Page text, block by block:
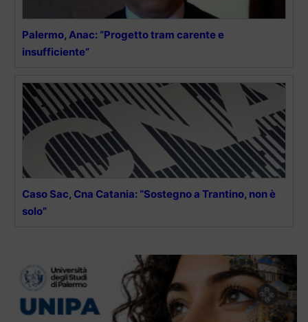
Palermo, Anac: “Progetto tram carente e
insufficiente”
Caso Sac, Cna Catania: “Sostegno a Trantino, non è
solo”